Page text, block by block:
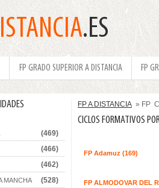
.ES
FP GRADO SUPERIOR A DISTANCIA FP
(469)
(466)
(462)
MANCHA (528)
FP A DISTANCIA » FP
CICLOS FORMATIVOS
FP Adamuz (169)
FP ALMODOVAR DEL